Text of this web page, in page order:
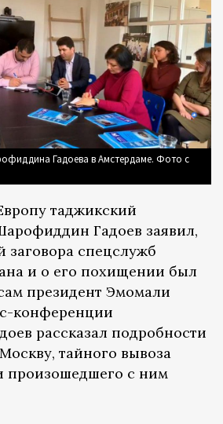
Гадоева в Амстердаме. Фото с
таджикский
Гадоев заявил,
заговора спецслужб
и о его похищении был
президент Эмомали
конференции
рассказал подробности
тайного вывоза
произошедшего с ним